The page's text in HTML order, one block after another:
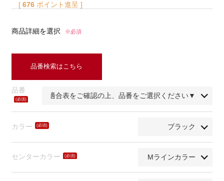
[ 676 ポイント進呈 ]
商品詳細を選択 ※必須
品番検索はこちら
品番
カラー
須)
センターカラー
須)